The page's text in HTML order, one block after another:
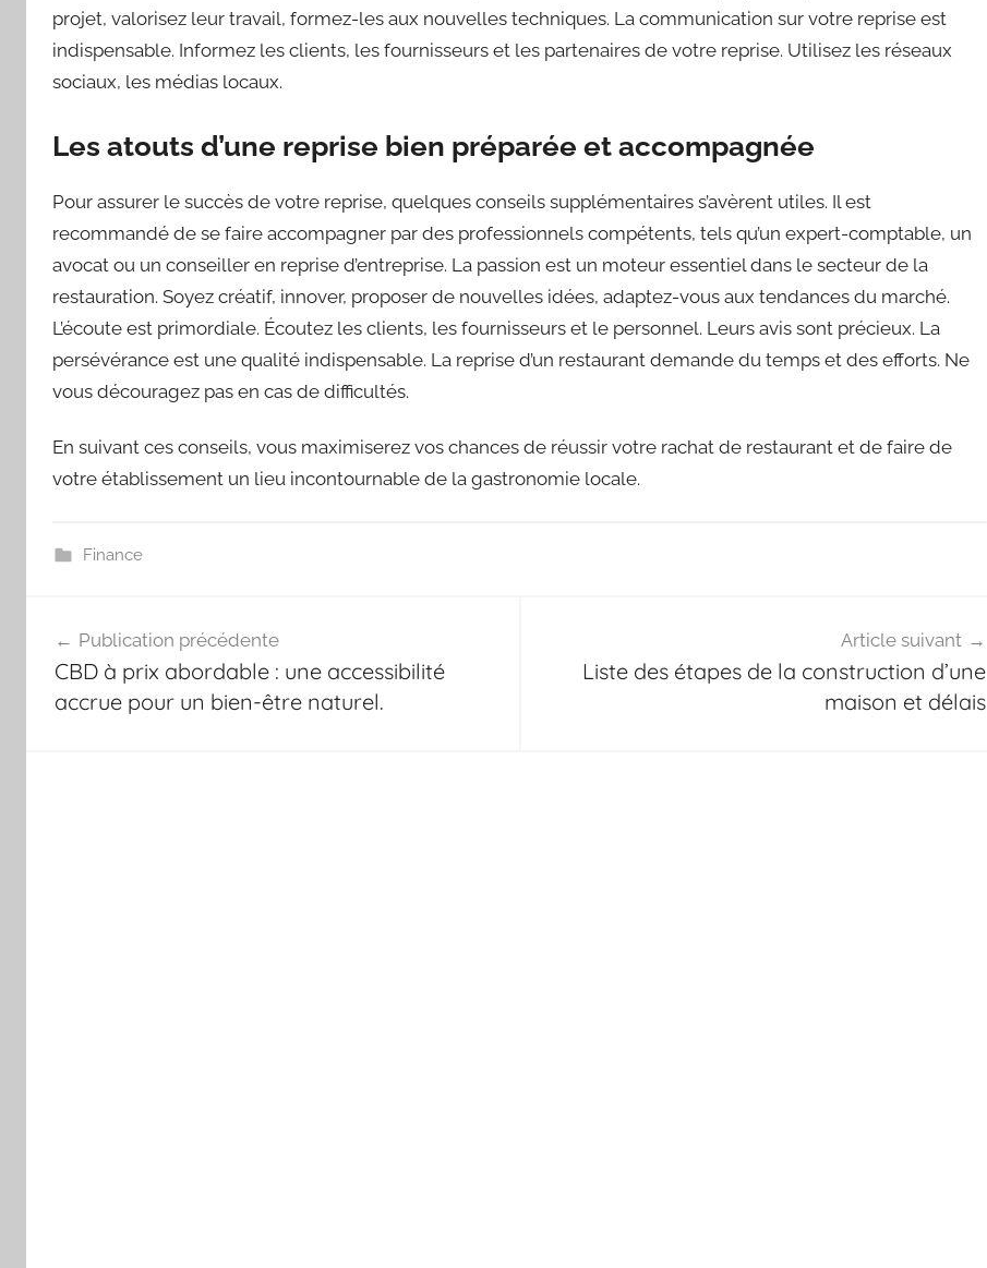
projet, valorisez leur travail, formez-les aux nouvelles techniques. La communication sur votre reprise est
indispensable. Informez les clients, les fournisseurs et les partenaires de votre reprise. Utilisez les réseaux
sociaux, les médias locaux.
Les atouts d’une reprise bien préparée et accompagnée
Pour assurer le succès de votre reprise, quelques conseils supplémentaires s’avèrent utiles. Il est
recommandé de se faire accompagner par des professionnels compétents, tels qu’un expert-comptable, un
avocat ou un conseiller en reprise d’entreprise. La passion est un moteur essentiel dans le secteur de la
restauration. Soyez créatif, innover, proposer de nouvelles idées, adaptez-vous aux tendances du marché.
L’écoute est primordiale. Écoutez les clients, les fournisseurs et le personnel. Leurs avis sont précieux. La
persévérance est une qualité indispensable. La reprise d’un restaurant demande du temps et des efforts. Ne
vous découragez pas en cas de difficultés.
En suivant ces conseils, vous maximiserez vos chances de réussir votre rachat de restaurant et de faire de
votre établissement un lieu incontournable de la gastronomie locale.
Finance
de
l’article
Publication précédente
CBD à prix abordable : une accessibilité
accrue pour un bien-être naturel.
Article suivant
Liste des étapes de la construction d’une
maison et délais